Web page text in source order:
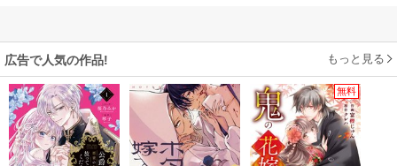
広告で人気の作品! もっと見る
無料